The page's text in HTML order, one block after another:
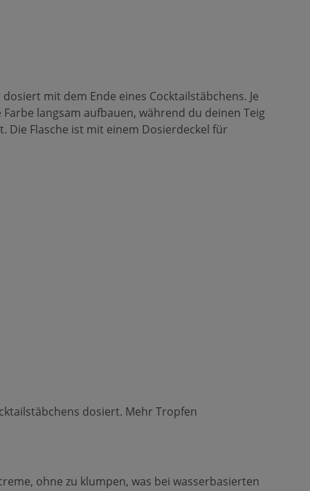
mit dem Ende eines Cocktailstäbchens. Je
langsam aufbauen, während du deinen Teig
Flasche ist mit einem Dosierdeckel für
dosiert. Mehr Tropfen
ohne zu klumpen, was bei wasserbasierten